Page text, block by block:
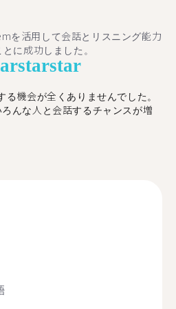
を活用して会話とリスニング能力
に成功しました。
starstar
機会が全くありませんでした。
んな人と会話するチャンスが増